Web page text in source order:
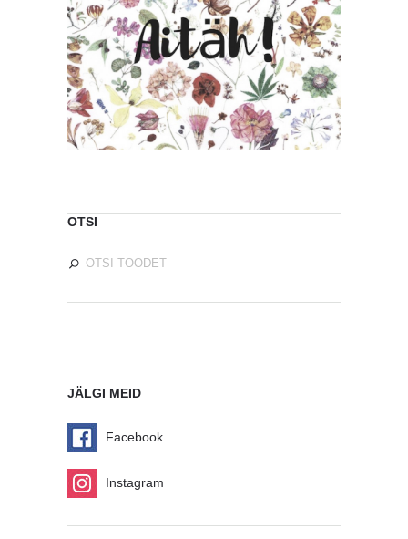
OTSI
JÄLGI MEID
Facebook
Instagram